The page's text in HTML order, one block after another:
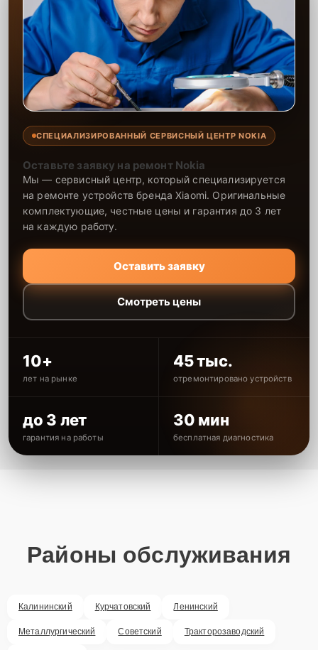
На все работы и установленные детали предоставляется
гарантия.
СПЕЦИАЛИЗИРОВАННЫЙ СЕРВИСНЫЙ ЦЕНТР NOKIA
Оставьте заявку на ремонт Nokia
Мы — сервисный центр, который специализируется
на ремонте устройств бренда Xiaomi. Оригинальные
комплектующие, честные цены и гарантия до 3 лет
на каждую работу.
Оставить заявку
Смотреть цены
10+
лет на рынке
45 тыс.
отремонтировано устройств
до 3 лет
гарантия на работы
30 мин
бесплатная диагностика
Районы обслуживания
Калининский Курчатовский Ленинский
Металлургический Советский Тракторозаводский